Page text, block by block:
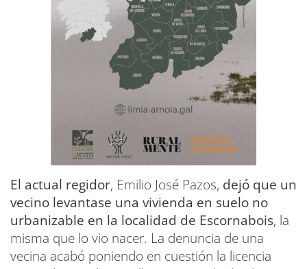
El actual regidor, Emilio José Pazos, dejó que un
vecino levantase una vivienda en suelo no
urbanizable en la localidad de Escornabois, la
misma que lo vio nacer. La denuncia de una
vecina acabó poniendo en cuestión la licencia